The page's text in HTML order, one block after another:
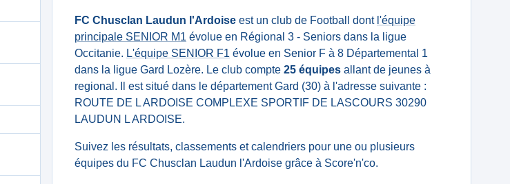
FC Chusclan Laudun l'Ardoise est un club de Football dont l'équipe
principale SENIOR M1 évolue en Régional 3 - Seniors dans la ligue
Occitanie. L'équipe SENIOR F1 évolue en Senior F à 8 Départemental 1
dans la ligue Gard Lozère. Le club compte 25 équipes allant de jeunes à
regional. Il est situé dans le département Gard (30) à l'adresse suivante :
ROUTE DE L ARDOISE COMPLEXE SPORTIF DE LASCOURS 30290
LAUDUN L ARDOISE.
Suivez les résultats, classements et calendriers pour une ou plusieurs
équipes du FC Chusclan Laudun l'Ardoise grâce à Score'n'co.